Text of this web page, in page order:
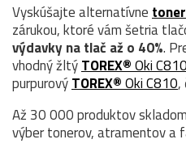
Vyskúšajte alternatívne
zárukou, ktoré vám šetria
výdavky na tlač až o 40%.
vhodný žltýTOREX®Oki C810
purpurovýTOREX®Oki C810,
Až 30 000 produktov
výber tonerov, atramentov a